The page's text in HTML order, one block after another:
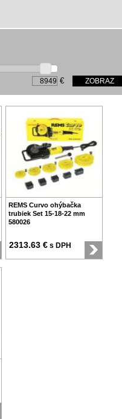
€
REMS Curvo ohýbačka
trubiek Set 15-18-22 mm
580026
2313.63 € s DPH